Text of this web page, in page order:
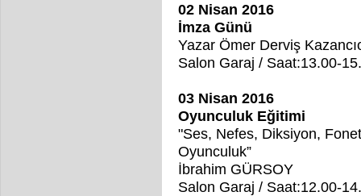
02 Nisan 2016
İmza Günü
Yazar Ömer Derviş
Salon Garaj / Saat:13.00-
03 Nisan 2016
Oyunculuk Eğitimi
"Ses, Nefes, Diksiyon,
Oyunculuk”
İbrahim GÜRSOY
Salon Garaj / Saat:12.00-